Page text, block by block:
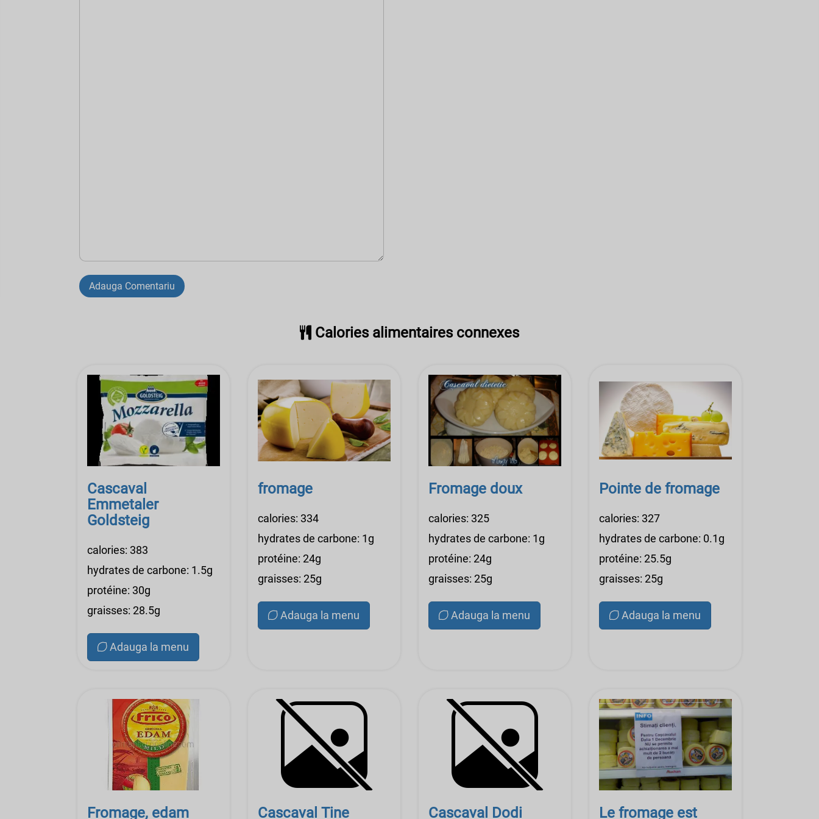
Adauga Comentariu
Calories alimentaires connexes
Cascaval
Emmetaler
Goldsteig
calories: 383
hydrates de carbone: 1.5g
protéine: 30g
graisses: 28.5g
Adauga la menu
fromage
calories: 334
hydrates de carbone: 1g
protéine: 24g
graisses: 25g
Adauga la menu
Fromage doux
calories: 325
hydrates de carbone: 1g
protéine: 24g
graisses: 25g
Adauga la menu
Pointe de fromage
calories: 327
hydrates de carbone: 0.1g
protéine: 25.5g
graisses: 25g
Adauga la menu
Fromage, edam Cascaval Tine Cascaval Dodi Le fromage est